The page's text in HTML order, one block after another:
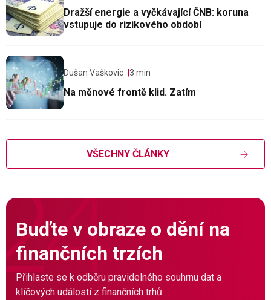
Dražší energie a vyčkávající ČNB: koruna
vstupuje do rizikového období
Dušan Vaškovic 3 min
Na měnové frontě klid. Zatím
VŠECHNY ČLÁNKY
Buďte v obraze o dění na
finančních trzích
Přihlaste se k odběru pravidelného souhrnu dat a
klíčových událostí z finančních trhů.